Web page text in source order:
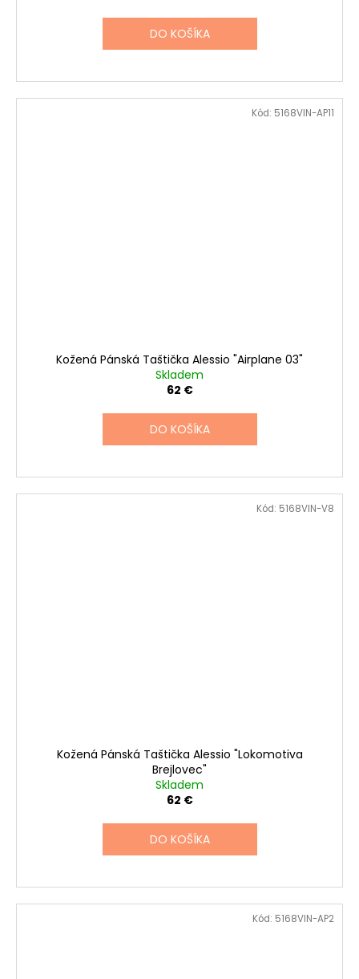
DO KOŠÍKA
Kožená Pánská Taštička Alessio "Airplane 03"
Skladem
62 €
DO KOŠÍKA
Kód: 5168VIN-AP11
Kožená Pánská Taštička Alessio "Lokomotiva
Brejlovec"
Skladem
62 €
DO KOŠÍKA
Kód: 5168VIN-V8
Kód: 5168VIN-AP2